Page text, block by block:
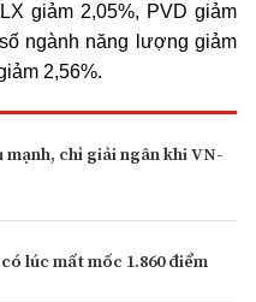
giảm 2,05%, PVD giảm
ngành năng lượng giảm
2,56%.
chỉ giải ngân khi VN-
lúc mất mốc 1.860 điểm